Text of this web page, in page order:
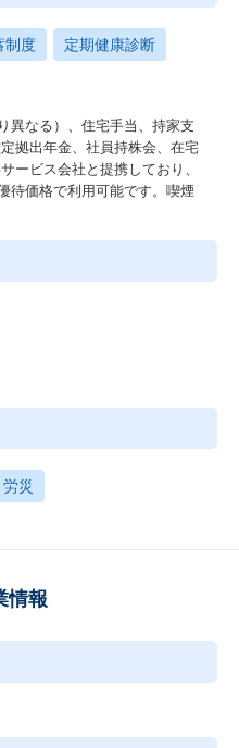
制度 定期健康診断
異なる）、住宅手当、持家支
拠出年金、社員持株会、在宅
ービス会社と提携しており、
待価格で利用可能です。喫煙
労災
情報